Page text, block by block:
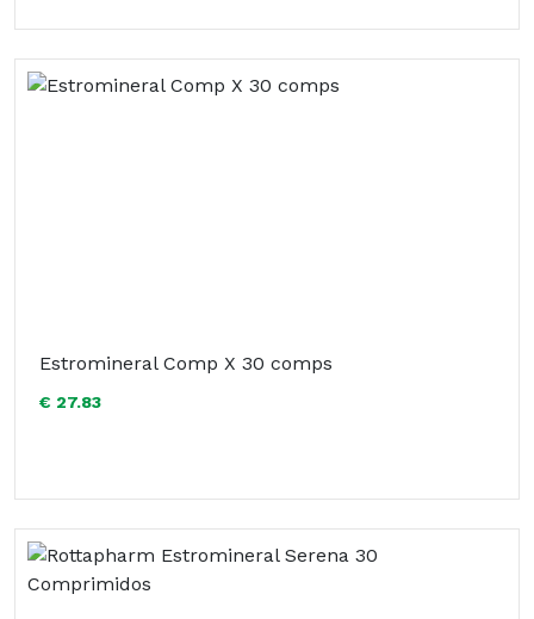
Estromineral Comp X 30 comps
€ 27.83